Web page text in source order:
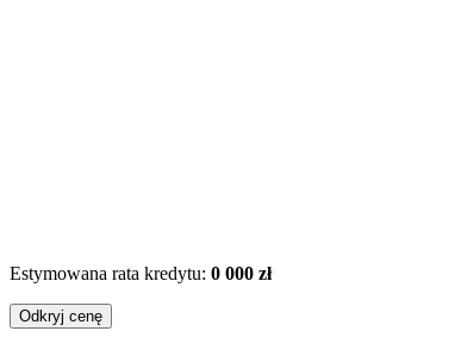
Estymowana rata kredytu: 0 000 zł
Odkryj cenę